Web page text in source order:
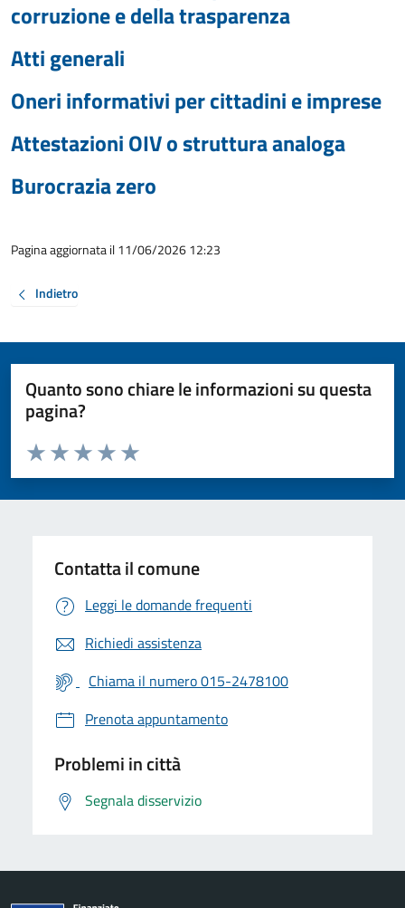
corruzione e della trasparenza
Atti generali
Oneri informativi per cittadini e imprese
Attestazioni OIV o struttura analoga
Burocrazia zero
Pagina aggiornata il 11/06/2026 12:23
Indietro
Quanto sono chiare le informazioni su questa
pagina?
Valuta da 1 a 5 stelle la pagina
Valuta 5 stelle su 5
Valuta 4 stelle su 5
Valuta 3 stelle su 5
Valuta 2 stelle su 5
Valuta 1 stelle su 5
Contatta il comune
Leggi le domande frequenti
Richiedi assistenza
Chiama il numero 015-2478100
Prenota appuntamento
Problemi in città
Segnala disservizio